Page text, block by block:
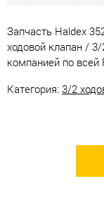
Запчасть Haldex
ходовой клапан /
компанией по всей
Категория: 3/2